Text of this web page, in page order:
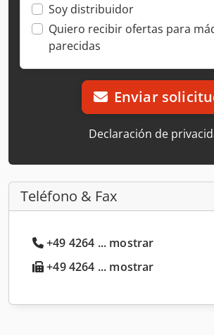
Soy distribuidor
Quiero recibir ofertas para
parecidas
Enviar
Declaración de
Teléfono & Fax
+49 4264 ... mostrar
+49 4264 ... mostrar